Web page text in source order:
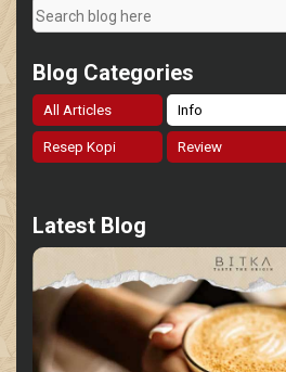
Blog Categories
All Articles Info
Resep Kopi Review
Latest Blog